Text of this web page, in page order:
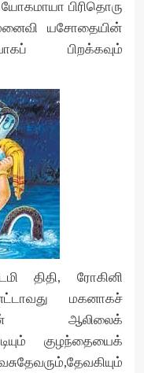
யோகமாயா பிரிதொரு
யசோதையின்
பிறக்கவும்
திதி, ரோகினி
மகனாகச்
ஆலிலைக்
குழந்தையைக்